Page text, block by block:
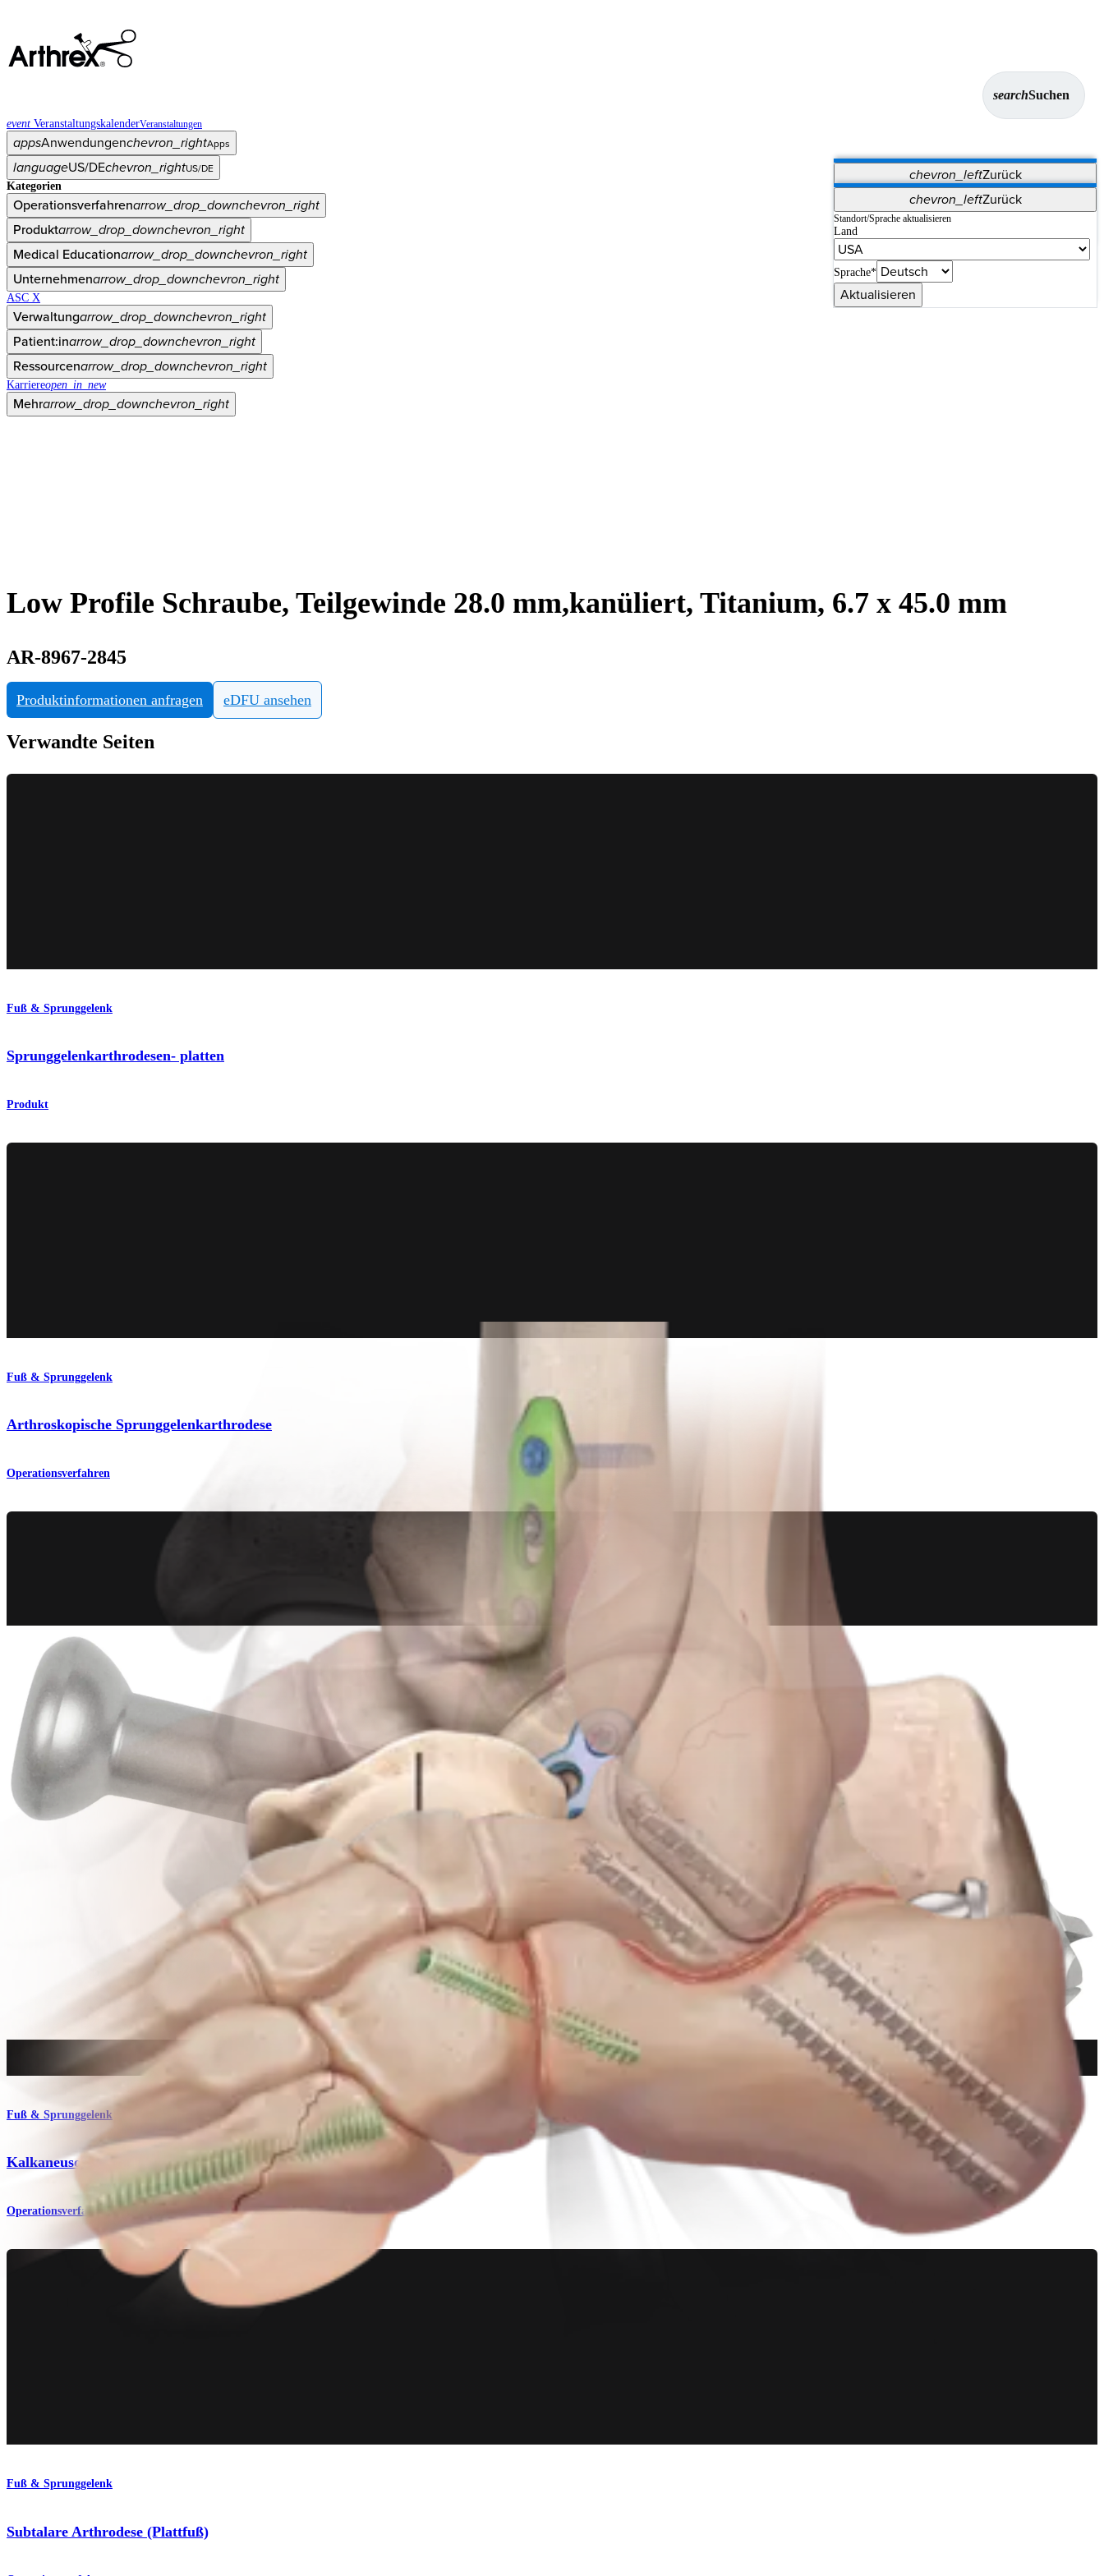
searchSuchen
event VeranstaltungskalenderVeranstaltungen
appsAnwendungenchevron_rightApps
chevron_leftZurück
Vet Systems OrthoPedia Patient
Supplier Portal
Synergy-Bildgebung und -Resektion
languageUS/DEchevron_rightUS/DE
chevron_leftZurück
Standort/Sprache aktualisieren
Land
Sprache*
Aktualisieren
Kategorien
Operationsverfahrenarrow_drop_downchevron_right
Produktarrow_drop_downchevron_right
Medical Educationarrow_drop_downchevron_right
Unternehmenarrow_drop_downchevron_right
ASC X
Verwaltungarrow_drop_downchevron_right
Patient:inarrow_drop_downchevron_right
Ressourcenarrow_drop_downchevron_right
Karriereopen_in_new
Mehrarrow_drop_downchevron_right
Low Profile Schraube, Teilgewinde 28.0 mm,kanüliert, Titanium, 6.7 x 45.0 mm
AR-8967-2845
Produktinformationen anfragen eDFU ansehen
Verwandte Seiten
Fuß & Sprunggelenk
Sprunggelenkarthrodesen- platten
Produkt
Fuß & Sprunggelenk
Arthroskopische Sprunggelenkarthrodese
Operationsverfahren
Trauma Untere Extremitäten
Kalkaneusfraktur
Fuß & Sprunggelenk
Kalkaneusosteotomie bei Plattfußdeformität
Operationsverfahren
Fuß & Sprunggelenk
Subtalare Arthrodese (Plattfuß)